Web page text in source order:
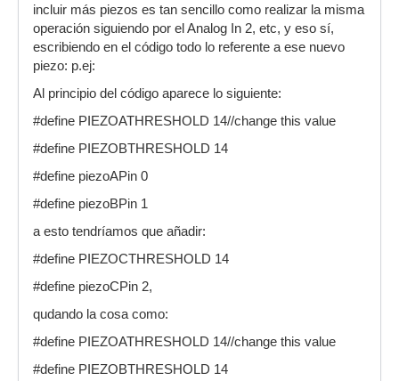
incluir más piezos es tan sencillo como realizar la misma
operación siguiendo por el Analog In 2, etc, y eso sí,
escribiendo en el código todo lo referente a ese nuevo
piezo: p.ej:
Al principio del código aparece lo siguiente:
#define PIEZOATHRESHOLD 14//change this value
#define PIEZOBTHRESHOLD 14
#define piezoAPin 0
#define piezoBPin 1
a esto tendríamos que añadir:
#define PIEZOCTHRESHOLD 14
#define piezoCPin 2,
qudando la cosa como:
#define PIEZOATHRESHOLD 14//change this value
#define PIEZOBTHRESHOLD 14